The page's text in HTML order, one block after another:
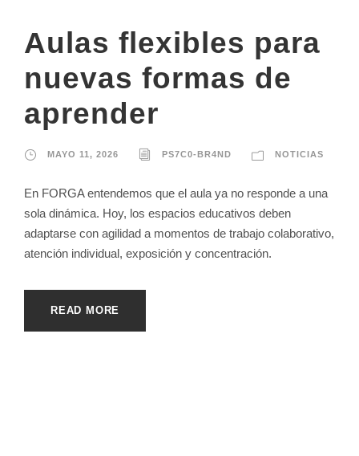
Aulas flexibles para
nuevas formas de
aprender
MAYO 11, 2026 PS7C0-BR4ND NOTICIAS
En FORGA entendemos que el aula ya no responde a una
sola dinámica. Hoy, los espacios educativos deben
adaptarse con agilidad a momentos de trabajo colaborativo,
atención individual, exposición y concentración.
READ MORE